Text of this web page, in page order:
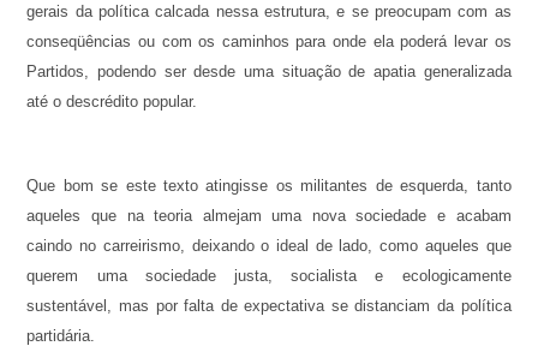
gerais da política calcada nessa estrutura, e se preocupam com as
conseqüências ou com os caminhos para onde ela poderá levar os
Partidos, podendo ser desde uma situação de apatia generalizada
até o descrédito popular.
Que bom se este texto atingisse os militantes de esquerda, tanto
aqueles que na teoria almejam uma nova sociedade e acabam
caindo no carreirismo, deixando o ideal de lado, como aqueles que
querem uma sociedade justa, socialista e ecologicamente
sustentável, mas por falta de expectativa se distanciam da política
partidária.